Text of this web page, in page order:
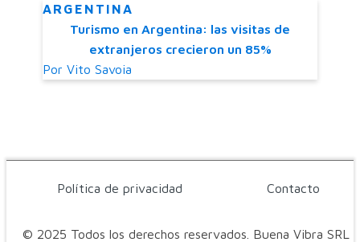
ARGENTINA
Turismo en Argentina: las visitas de
extranjeros crecieron un 85%
Por Vito Savoia
© 2025 Todos los derechos reservados. Buena Vibra SRL
Política de privacidad Contacto